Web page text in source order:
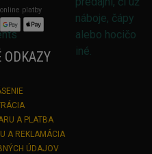
platby
ODKAZY
A PLATBA
A REKLAMÁCIA
ÚDAJOV